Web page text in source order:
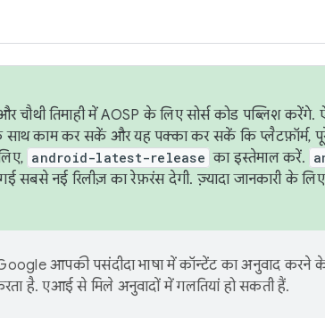
चौथी तिमाही में AOSP के लिए सोर्स कोड पब्लिश करेंगे.
काम कर सकें और यह पक्का कर सकें कि प्लैटफ़ॉर्म, पूरे
android-latest-release का इस्तेमाल करें.
सबसे नई रिलीज़ का रेफ़रंस देगी. ज़्यादा जानकारी के
आपकी पसंदीदा भाषा में कॉन्टेंट का अनुवाद करने
है. एआई से मिले अनुवादों में गलतियां हो सकती हैं.